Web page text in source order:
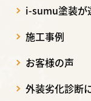
i-sumu塗装が
施工事例
お客様の声
外装劣化診断